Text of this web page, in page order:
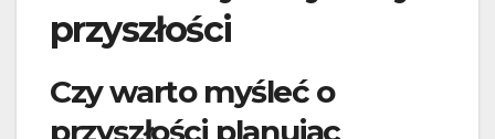
przyszłości
Czy warto myśleć o
przyszłości planując